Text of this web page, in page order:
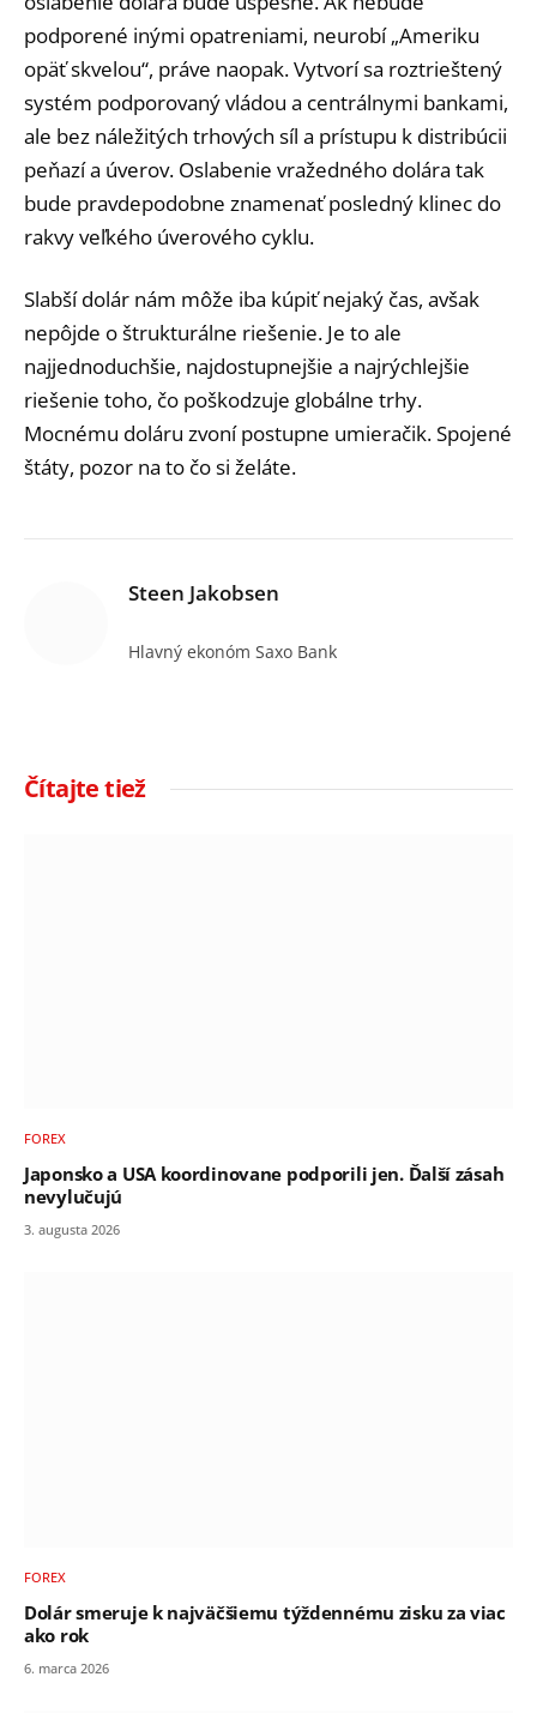
podporené inými opatreniami, neurobí „Ameriku
opäť skvelou“, práve naopak. Vytvorí sa roztrieštený
systém podporovaný vládou a centrálnymi bankami,
ale bez náležitých trhových síl a prístupu k distribúcii
peňazí a úverov. Oslabenie vražedného dolára tak
bude pravdepodobne znamenať posledný klinec do
rakvy veľkého úverového cyklu.
Slabší dolár nám môže iba kúpiť nejaký čas, avšak
nepôjde o štrukturálne riešenie. Je to ale
najjednoduchšie, najdostupnejšie a najrýchlejšie
riešenie toho, čo poškodzuje globálne trhy.
Mocnému doláru zvoní postupne umieračik. Spojené
štáty, pozor na to čo si želáte.
Steen Jakobsen
Hlavný ekonóm Saxo Bank
Čítajte tiež
FOREX
Japonsko a USA koordinovane podporili jen. Ďalší zásah
nevylučujú
3. augusta 2026
FOREX
Dolár smeruje k najväčšiemu týždennému zisku za viac
ako rok
6. marca 2026